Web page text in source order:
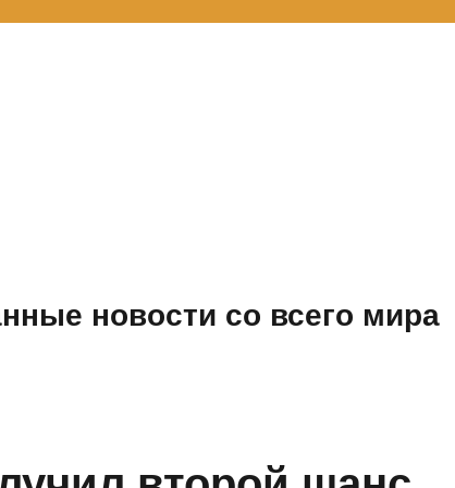
новости со всего мира